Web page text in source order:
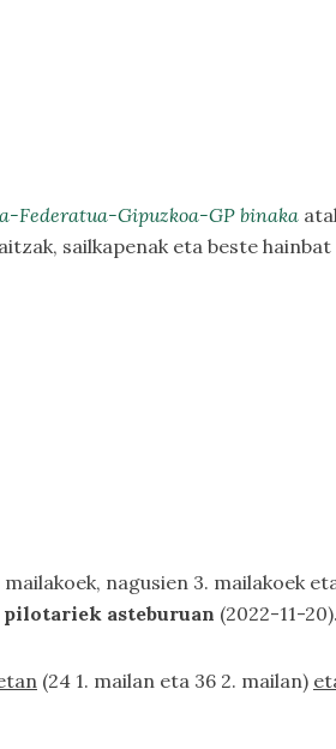
Federatua-Gipuzkoa-GP binaka
sailkapenak eta beste hainbat
nagusien 3. mailakoek
asteburuan (2022-11-20).
(24 1. mailan eta 36 2. mailan)